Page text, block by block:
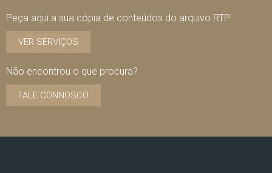
Peça aqui a sua cópia de conteúdos do arquivo RTP
VER SERVIÇOS
Não encontrou o que procura?
FALE CONNOSCO